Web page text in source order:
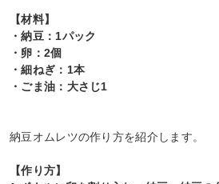
【材料】
・納豆：1パック
・卵：2個
・細ねぎ：1本
・ごま油：大さじ1
納豆オムレツの作り方を紹介します。
【作り方】